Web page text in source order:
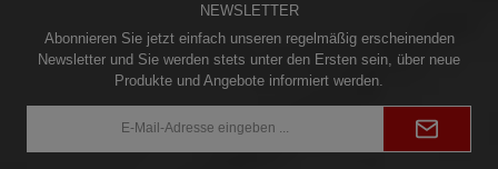
NEWSLETTER
Abonnieren Sie jetzt einfach unseren regelmäßig erscheinenden
Newsletter und Sie werden stets unter den Ersten sein, über neue
Produkte und Angebote informiert werden.
Mail-